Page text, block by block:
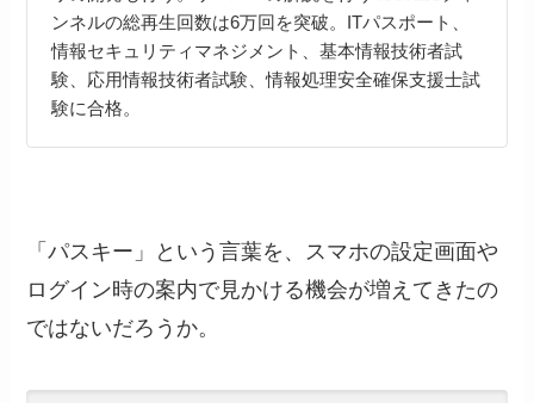
ンネルの総再生回数は6万回を突破。ITパスポート、
情報セキュリティマネジメント、基本情報技術者試
験、応用情報技術者試験、情報処理安全確保支援士試
験に合格。
「パスキー」という言葉を、スマホの設定画面や
ログイン時の案内で見かける機会が増えてきたの
ではないだろうか。